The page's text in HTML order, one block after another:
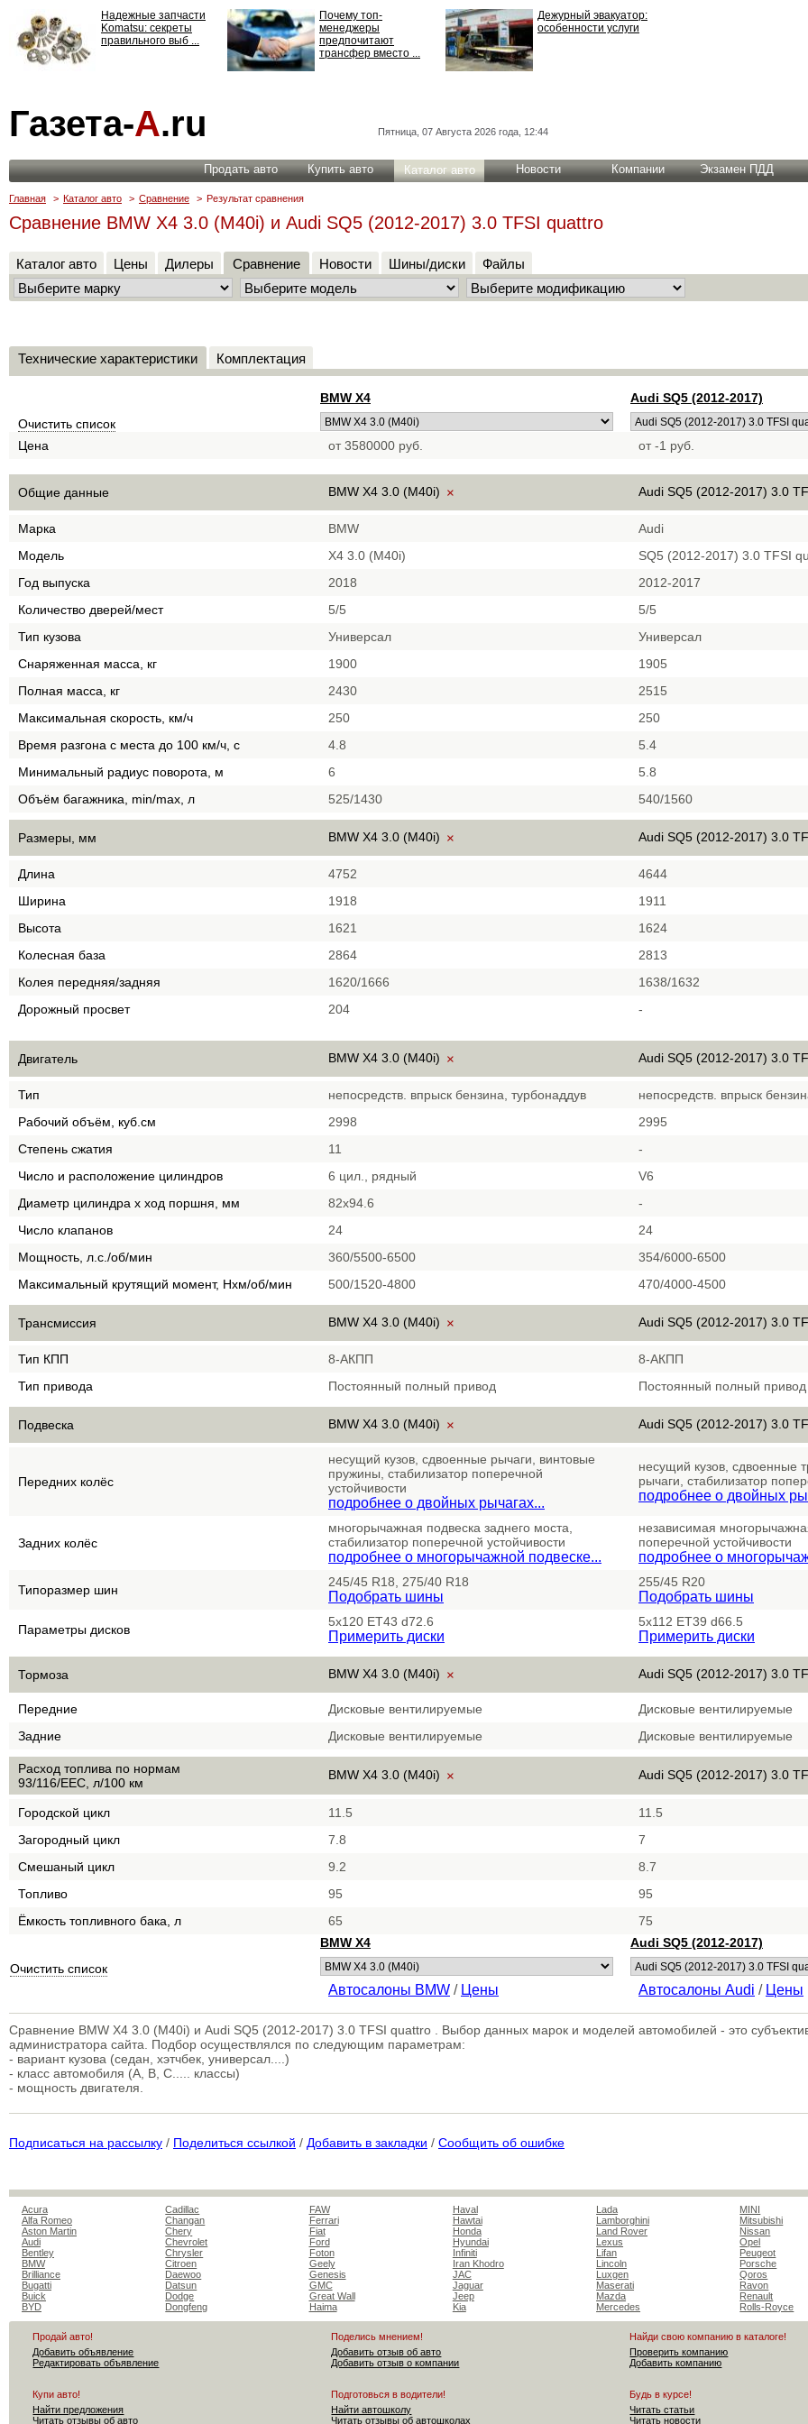
Надежные запчасти
Komatsu: секреты
правильного выб ...
Почему топ-
менеджеры
предпочитают
трансфер вместо ...
Дежурный эвакуатор:
особенности услуги
ответственности: все,
что нужно знать ...
Газета-А.ru Пятница, 07 Августа 2026 года, 12:44
Продать авто Купить авто Каталог авто Новости Компании Экзамен ПДД
Главная > Каталог авто > Сравнение > Результат сравнения
Сравнение BMW X4 3.0 (M40i) и Audi SQ5 (2012-2017) 3.0 TFSI quattro
Каталог авто Цены Дилеры Сравнение Новости Шины/диски Файлы
Технические характеристики Комплектация
Очистить список
BMW X4 Audi SQ5 (2012-2017)
Цена от 3580000 руб. от -1 руб.
Общие данные BMW X4 3.0 (M40i) × Audi SQ5 (2012-2017) 3.0
Марка BMW
Audi
Модель
X4 3.0 (M40i)
SQ5 (2012-2017) 3.0 TFSI
Год выпуска
2018
2012-2017
Количество дверей/мест
5/5
5/5
Тип кузова
Универсал
Универсал
Снаряженная масса, кг
1900
1905
Полная масса, кг
2430
2515
Максимальная скорость, км/ч
250
250
Время разгона с места до 100 км/ч, с
4.8
5.4
Минимальный радиус поворота, м
6
5.8
Объём багажника, min/max, л
525/1430 540/1560
Размеры, мм BMW X4 3.0 (M40i) × Audi SQ5 (2012-2017) 3.0
Длина 4752
4644
Ширина
1918
1911
Высота
1621
1624
Колесная база
2864
2813
Колея передняя/задняя
1620/1666
1638/1632
Дорожный просвет
204 -
Двигатель BMW X4 3.0 (M40i) × Audi SQ5 (2012-2017) 3.0
Тип непосредств. впрыск бензина, турбонаддув
непосредств. впрыск
Рабочий объём, куб.см
2998
2995
Степень сжатия
11
-
Число и расположение цилиндров
6 цил., рядный
V6
Диаметр цилиндра х ход поршня, мм
82x94.6
-
Число клапанов
24
24
Мощность, л.с./об/мин
360/5500-6500
354/6000-6500
Максимальный крутящий момент, Нхм/об/мин
500/1520-4800 470/4000-4500
Трансмиссия BMW X4 3.0 (M40i) × Audi SQ5 (2012-2017) 3.0
Тип КПП 8-АКПП
8-АКПП
Тип привода
Постоянный полный привод Постоянный полный привод
Подвеска BMW X4 3.0 (M40i) × Audi SQ5 (2012-2017) 3.0
Передних колёс
несущий кузов, сдвоенные рычаги, винтовые
пружины, стабилизатор поперечной
устойчивости
подробнее о двойных рычагах...
несущий кузов, сдвоенные
рычаги, стабилизатор
подробнее о двойных
Задних колёс
многорычажная подвеска заднего моста,
стабилизатор поперечной устойчивости
подробнее о многорычажной подвеске...
независимая
поперечной устойчивости
подробнее о
Типоразмер шин
245/45 R18, 275/40 R18
Подобрать шины
255/45 R20
Подобрать шины
Параметры дисков
5x120 ET43 d72.6
Примерить диски
5x112 ET39 d66.5
Примерить диски
Тормоза BMW X4 3.0 (M40i) × Audi SQ5 (2012-2017) 3.0
Передние Дисковые вентилируемые
Дисковые вентилируемые
Задние
Дисковые вентилируемые Дисковые вентилируемые
Расход топлива по нормам
93/116/EEC, л/100 км
BMW X4 3.0 (M40i) × Audi SQ5 (2012-2017) 3.0
Городской цикл 11.5
11.5
Загородный цикл
7.8
7
Смешаный цикл
9.2
8.7
Топливо
95
95
Ёмкость топливного бака, л
65 75
Очистить список
BMW X4 Audi SQ5 (2012-2017)
Автосалоны BMW / Цены Автосалоны Audi / Цены
Сравнение BMW X4 3.0 (M40i) и Audi SQ5 (2012-2017) 3.0 TFSI quattro . Выбор данных марок и моделей автомобилей - это
администратора сайта. Подбор осуществлялся по следующим параметрам:
- вариант кузова (седан, хэтчбек, универсал....)
- класс автомобиля (A, B, C..... классы)
- мощность двигателя.
Подписаться на рассылку / Поделиться ссылкой / Добавить в закладки / Сообщить об ошибке
Acura
Alfa Romeo
Aston Martin
Audi
Bentley
BMW
Brilliance
Bugatti
Buick
BYD
Cadillac
Changan
Chery
Chevrolet
Chrysler
Citroen
Daewoo
Datsun
Dodge
Dongfeng
FAW
Ferrari
Fiat
Ford
Foton
Geely
Genesis
GMC
Great Wall
Haima
Haval
Hawtai
Honda
Hyundai
Infiniti
Iran Khodro
JAC
Jaguar
Jeep
Kia
Lada
Lamborghini
Land Rover
Lexus
Lifan
Lincoln
Luxgen
Maserati
Mazda
Mercedes
MINI
Mitsubishi
Nissan
Opel
Peugeot
Porsche
Qoros
Ravon
Renault
Rolls-Royce
Продай авто!
Добавить объявление
Редактировать объявление
Поделись мнением!
Добавить отзыв об авто
Добавить отзыв о компании
Найди свою компанию в каталоге!
Проверить компанию
Добавить компанию
Купи авто!
Найти предложения
Читать отзывы об авто
Подготовься в водители!
Найти автошколу
Читать отзывы об автошколах
Будь в курсе!
Читать статьи
Читать новости